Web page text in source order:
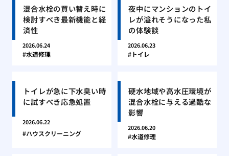
混合水栓の買い替え時に
検討すべき最新機能と経
済性
2026.06.24
水道修理
夜中にマンションのトイ
レが溢れそうになった私
の体験談
2026.06.23
トイレ
トイレが急に下水臭い時
に試すべき応急処置
2026.06.22
ハウスクリーニング
硬水地域や高水圧環境が
混合水栓に与える過酷な
影響
2026.06.20
水道修理